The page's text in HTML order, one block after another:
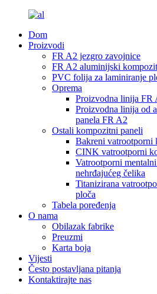
Dom
Proizvodi
FR A2 jezgro zavojnice
FR A2 aluminijski
PVC folija za laminiranje
Oprema
Proizvodna linija FR
Proizvodna linija od
panela FR A2
Ostali kompozitni paneli
Bakreni vatrootporni
CINK vatrootporni
Vatrootporni
nehrđajućeg čelika
Titanizirana
ploča
Tabela poređenja
O nama
Obilazak fabrike
Preuzmi
Karta boja
Vijesti
Često postavljana pitanja
Kontaktirajte nas